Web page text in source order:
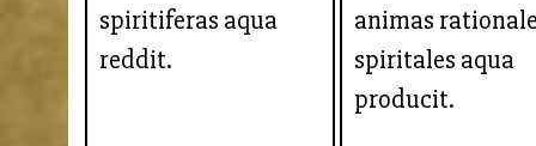
spiritiferas aqua
reddit.
animas
spiritales aqua
producit.